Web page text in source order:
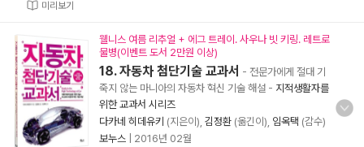
미리보기
웰니스 여름 리추얼 + 에그 트레이. 사우나 빗 키링. 레트로
물병(이벤트 도서 2만원 이상)
18. 자동차 첨단기술 교과서 - 전문가에게 절대 기
죽지 않는 마니아의 자동차 혁신 기술 해설 - 지적생활자를
위한 교과서 시리즈
다카네 히데유키 (지은이), 김정환 (옮긴이), 임옥택 (감수)
보누스
2016년 02월